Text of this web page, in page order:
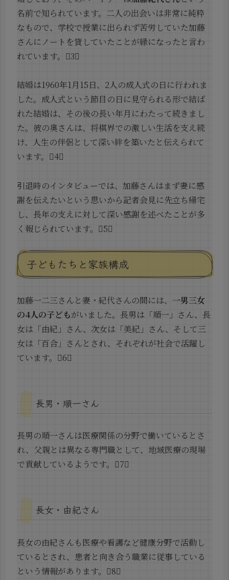
名前で知られています。二人の出会いは非常に純粋
なもので、学校で授業に出られず苦労していた加藤
さんにノートを貸していたことが縁になったと言わ
れています。3
結婚は1960年1月15日、2人の成人式の日に行われま
した。成人式という節目の日に見守られる形で結ば
れた結婚は、その後の長い年月にわたって続きまし
た。彼の奥さんは、将棋界での激しい生活を支え続
け、人生の伴侶として深い絆を築いたと伝えられて
います。4
引退時のインタビューでは、加藤さんはまず妻に感
謝を伝えたいという思いから記者会見に先立ち帰宅
し、長年の支えに対して深い感謝を述べたことが多
く報じられています。5
子どもたちと家族構成
加藤一二三さんと妻・紀代さんの間には、 一男三女
の4人の子どもがいました。長男は「順一」さん、長
女は「由紀」さん、次女は「美紀」さん、そして三
女は「百合」さんとされ、それぞれが社会で活躍し
ています。6
長男・順一さん
長男の順一さんは医療関係の分野で働いているとさ
れ、父親とは異なる専門職として、地域医療の現場
で貢献しているようです。7
長女・由紀さん
長女の由紀さんも医療や看護など健康分野で活動し
ているとされ、患者と向き合う職業に従事している
という情報があります。8